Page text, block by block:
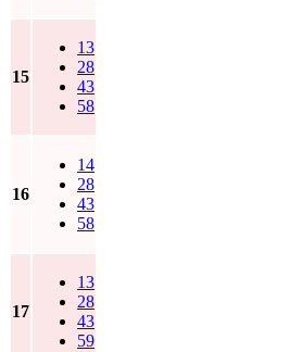
15
13
28
43
58
16
14
28
43
58
17
13
28
43
59